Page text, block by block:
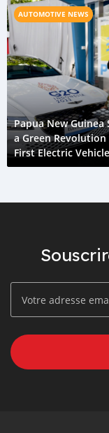
AUTOMOTIVE NEWS
Papua New Guinea
a Green
First Electric